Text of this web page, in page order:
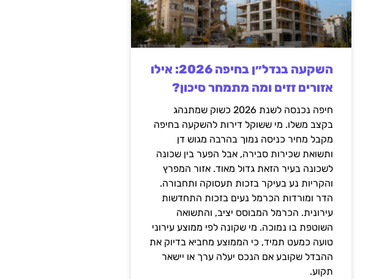
השקעה בנדל״ן בחיפה 2026: אילו
אזורים זזים ומה מתמחר סיכון?
חיפה נכנסה לשנת 2026 כשוק שמתנהג
בקצב משלו. מי ששוקל דירות להשקעה בחיפה
מקבל מחיר כניסה נמוך בהרבה מגוש דן
ותשואת שכירות סבירה, אבל הפער בין שכונה
לשכונה בעיר הזאת גדול מאוד. אזור המפרץ
והקריות נע בעיקר בזכות תעסוקה ותחבורה.
הדר ומורדות הכרמל נעים בזכות התחדשות
עירונית. הכרמל המבוסס יציב, והתשואה
השוטפת בו נמוכה. מי שקונה לפי ממוצע עירוני
טועה כמעט תמיד, כי הממוצע מחביא בדיוק את
ההבדל שקובע אם הנכס יעלה ערך או יישאר
תקוע.